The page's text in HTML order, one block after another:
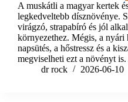
A muskátli a magyar kertek
legkedveltebb dísznövénye.
virágzó, strapabíró és jól
környezethez. Mégis, a nyári
napsütés, a hőstressz és a
megviselheti ezt a növényt
dr rock
2026-06-10